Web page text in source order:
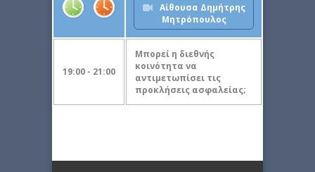
Αίθουσα Δημήτρης
Μητρόπουλος
19:00 - 21:00
Μπορεί η διεθνής
κοινότητα να
αντιμετωπίσει τις
προκλήσεις ασφαλείας;